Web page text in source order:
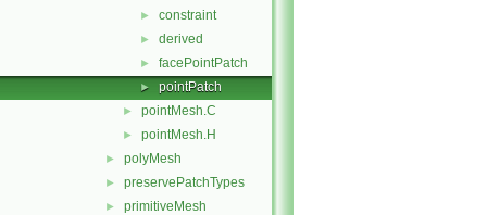
► constraint
► derived
► facePointPatch
► pointPatch
► pointMesh.C
► pointMesh.H
► polyMesh
► preservePatchTypes
► primitiveMesh